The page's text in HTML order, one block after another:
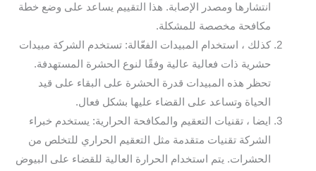
انتشارها ومصدر الإصابة. هذا التقييم يساعد على وضع خطة
مكافحة مخصصة للمشكلة.
كذلك ، استخدام المبيدات الفعّالة: تستخدم الشركة مبيدات
حشرية ذات فعالية عالية وفقًا لنوع الحشرة المستهدفة.
تحظر هذه المبيدات قدرة الحشرة على البقاء على قيد
الحياة وتساعد على القضاء عليها بشكل فعال.
ايضا ، تقنيات التعقيم والمكافحة الحرارية: يستخدم خبراء
الشركة تقنيات متقدمة مثل التعقيم الحراري للتخلص من
الحشرات. يتم استخدام الحرارة العالية للقضاء على البيوض